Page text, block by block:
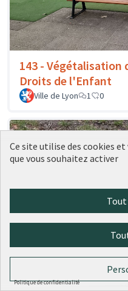
143 - Végétalisation
Droits de l'Enfant
Ville de Lyon 1 0
142 - Une table
Blandan
Ce site utilise des cookies
que vous souhaitez activer
Politique de confidentialité